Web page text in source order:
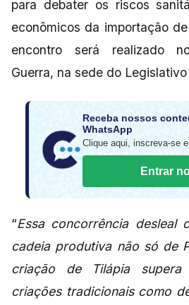
para debater os riscos
econômicos da importação
encontro será realizado
Guerra, na sede do
Receba nossos
WhatsApp
Clique aqui, inscreva-se
Entrar
“Essa concorrência desleal
cadeia produtiva não só de
criação de Tilápia
criações tradicionais como